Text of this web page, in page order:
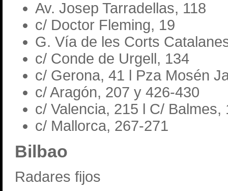
Av. Josep Tarradellas, 118
c/ Doctor Fleming, 19
G. Vía de les Corts
c/ Conde de Urgell, 134
c/ Gerona, 41 l Pza Mosén
c/ Aragón, 207 y 426-430
c/ Valencia, 215 l C/ Balmes,
c/ Mallorca, 267-271
Bilbao
Radares fijos